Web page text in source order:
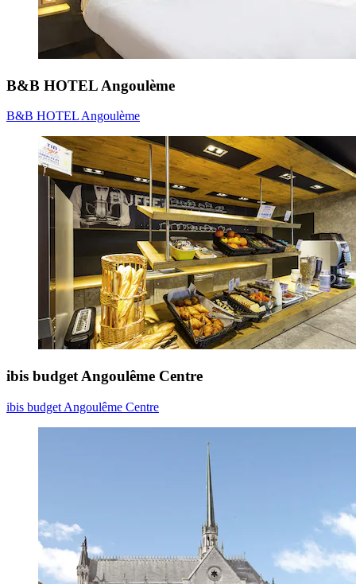
B&B HOTEL Angoulème
B&B HOTEL Angoulème
ibis budget Angoulême Centre
ibis budget Angoulême Centre